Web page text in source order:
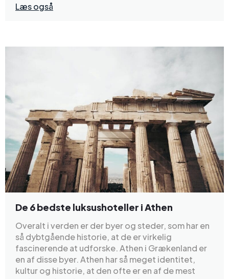
Læs også
De 6 bedste luksushoteller i Athen
Overalt i verden er der byer og steder, som har en
så dybtgående historie, at de er virkelig
fascinerende at udforske. Athen i Grækenland er
en af disse byer. Athen har så meget identitet,
kultur og historie, at den ofte er en af de mest